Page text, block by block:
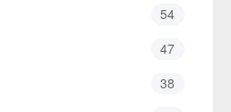
54
47
38